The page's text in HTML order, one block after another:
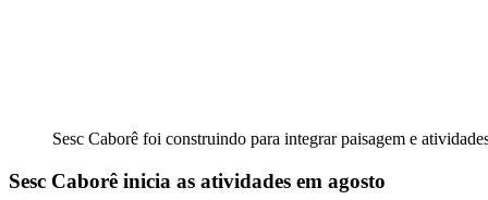
Sesc Caborê foi construindo para integrar paisagem e
Sesc Caborê inicia as atividades em agosto